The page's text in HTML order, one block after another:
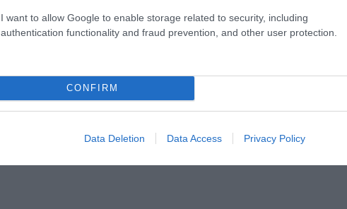
I want to allow Google to enable storage related to security, including
authentication functionality and fraud prevention, and other user protection.
CONFIRM
Data Deletion Data Access Privacy Policy